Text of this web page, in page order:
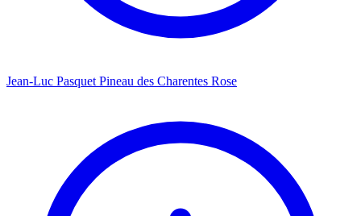
Jean-Luc Pasquet Pineau des Charentes Rose